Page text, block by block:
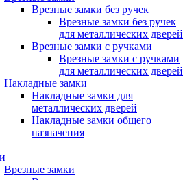
Врезные замки без ручек
Врезные замки без ручек
для металлических дверей
Врезные замки с ручками
Врезные замки с ручками
для металлических дверей
Накладные замки
Накладные замки для
металлических дверей
Накладные замки общего
назначения
Врезные замки